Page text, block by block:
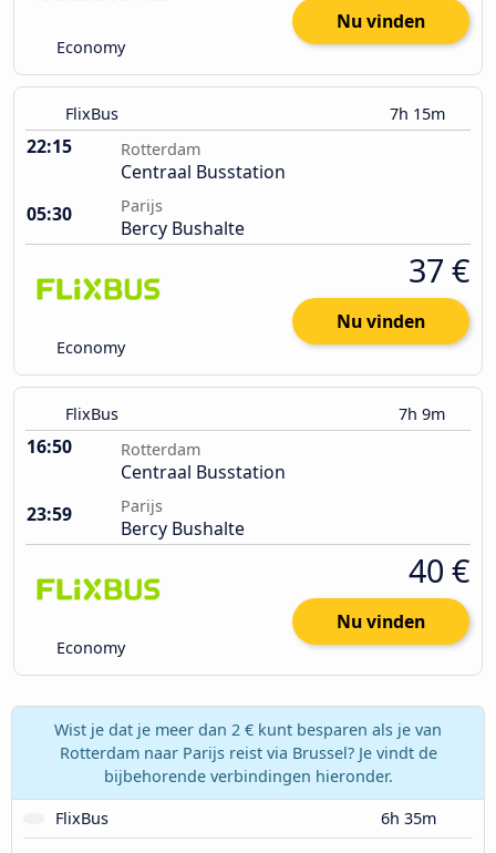
Economy
Nu vinden
FlixBus 7h 15m
22:15 Rotterdam
Centraal Busstation
05:30
Parijs
Bercy Bushalte
Economy
37 €
Nu vinden
FlixBus 7h 9m
16:50 Rotterdam
Centraal Busstation
23:59
Parijs
Bercy Bushalte
Economy
40 €
Nu vinden
Wist je dat je meer dan 2 € kunt besparen als je van
Rotterdam naar Parijs reist via Brussel? Je vindt de
bijbehorende verbindingen hieronder.
FlixBus
6h 35m